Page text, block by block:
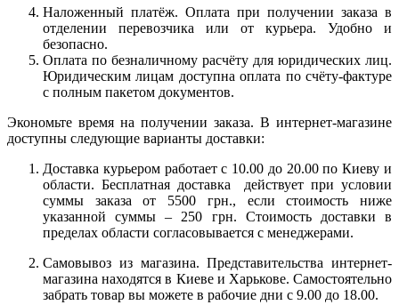
Наложенный платёж. Оплата при получении заказа в
отделении перевозчика или от курьера. Удобно и
безопасно.
Оплата по безналичному расчёту для юридических лиц.
Юридическим лицам доступна оплата по счёту-фактуре
с полным пакетом документов.
Экономьте время на получении заказа. В интернет-магазине
доступны следующие варианты доставки:
Доставка курьером работает с 10.00 до 20.00 по Киеву и
области. Бесплатная доставка действует при условии
суммы заказа от 5500 грн., если стоимость ниже
указанной суммы – 250 грн. Стоимость доставки в
пределах области согласовывается с менеджерами.
Самовывоз из магазина. Представительства интернет-
магазина находятся в Киеве и Харькове. Самостоятельно
забрать товар вы можете в рабочие дни с 9.00 до 18.00.